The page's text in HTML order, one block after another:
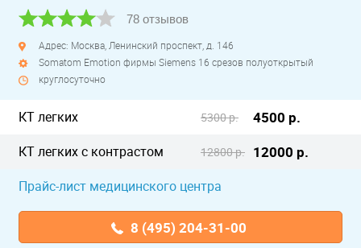
78 отзывов
Адрес: Москва, Ленинский проспект, д. 146
Somatom Emotion фирмы Siemens 16 срезов полуоткрытый
круглосуточно
КТ легких 5300 р. 4500 р.
КТ легких с контрастом 12800 р. 12000 р.
Прайс-лист медицинского центра
8 (495) 204-31-00